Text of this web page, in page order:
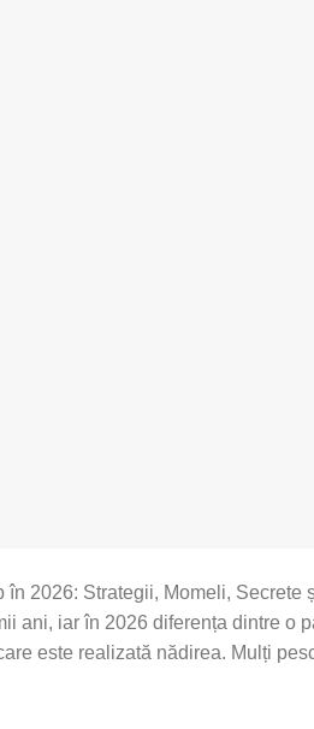
2026: Strategii, Momeli, Secrete
ani, iar în 2026 diferența dintre o
este realizată nădirea. Mulți